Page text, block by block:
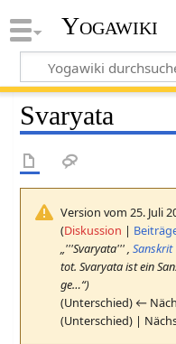
Yogawiki
Svaryata
Version vom 25. Juli
(Diskussion |
„'''Svaryata''' ,Sanskrit
tot. Svaryata ist ein
ge…“)
(Unterschied) ←
(Unterschied) |